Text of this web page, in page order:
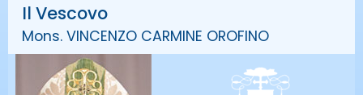
Il Vescovo
Mons. VINCENZO CARMINE OROFINO